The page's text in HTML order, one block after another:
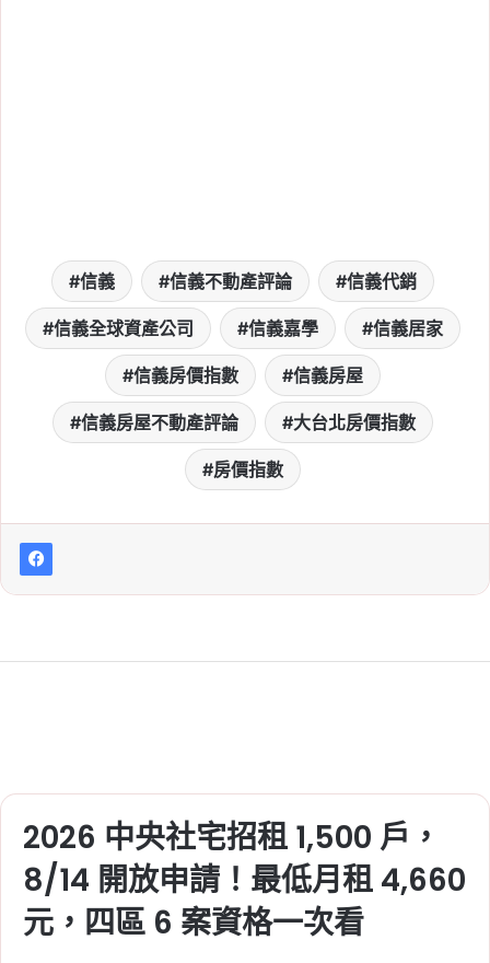
信義 信義不動產評論 信義代銷
信義全球資產公司 信義嘉學 信義居家
信義房價指數 信義房屋
信義房屋不動產評論 大台北房價指數
房價指數
2026 中央社宅招租 1,500 戶，
8/14 開放申請！最低月租 4,660
元，四區 6 案資格一次看